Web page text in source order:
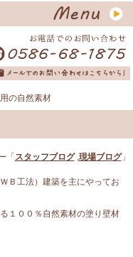
の自然素材
「 スタッフブログ,現場ブログ」
Ｂ工法）建築を主にやってお
１００％自然素材の塗り壁材